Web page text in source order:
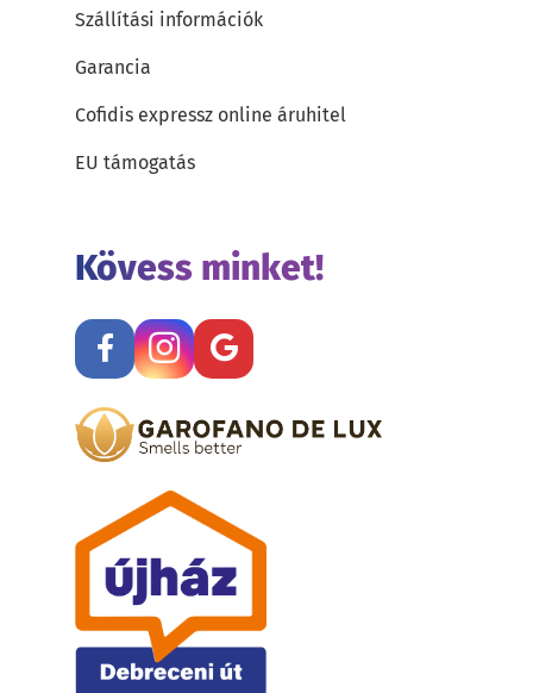
Szállítási információk
Garancia
Cofidis expressz online áruhitel
EU támogatás
Kövess minket!